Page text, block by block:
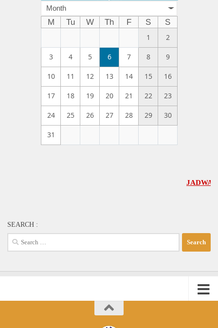
Month
M Tu W Th F S
S
1
2
3 4 5 6 7 8 9
10 11 12 13 14 15 16
17 18 19 20 21 22 23
24 25 26 27 28 29 30
31
JADWAL
SEARCH :
Search
for: